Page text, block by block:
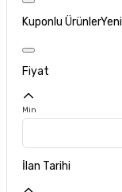
Kuponlu ÜrünlerYeni
Fiyat
Min
İlan Tarihi